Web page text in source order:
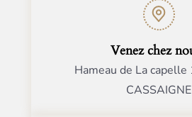
Venez chez
Hameau de La
CASSAIGNE